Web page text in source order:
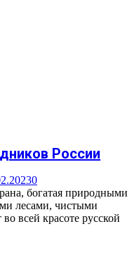
России
0
богатая природными
лесами, чистыми
всей красоте русской